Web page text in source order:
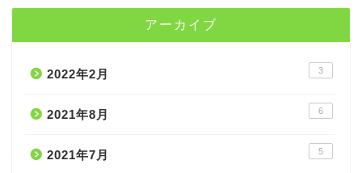
アーカイブ
2022年2月 3
2021年8月 6
2021年7月 5